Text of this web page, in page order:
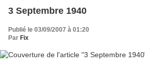
3 Septembre 1940
Publié le 03/09/2007 à 01:20
Par Fix